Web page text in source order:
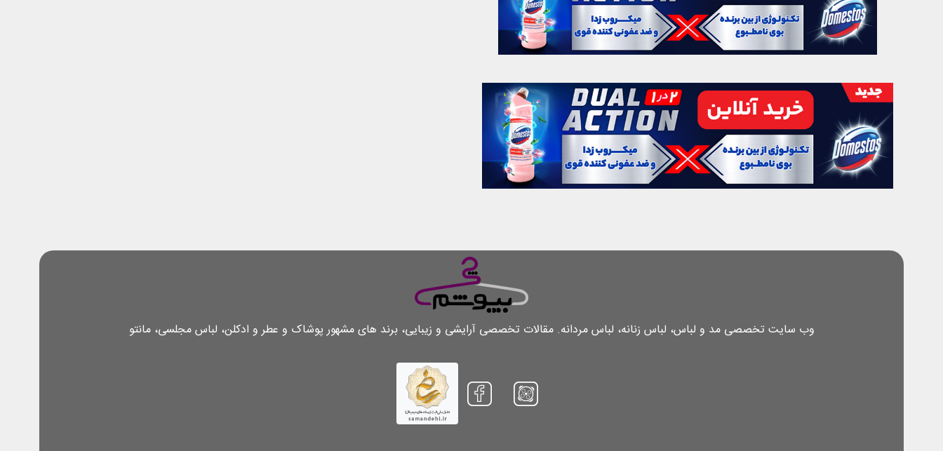
وب سایت تخصصی مد و لباس، لباس زنانه، لباس مردانه. مقالات تخصصی آرایشی و زیبایی، برند های مشهور پوشاک و عطر و ادکلن، لباس مجلسی، مانتو